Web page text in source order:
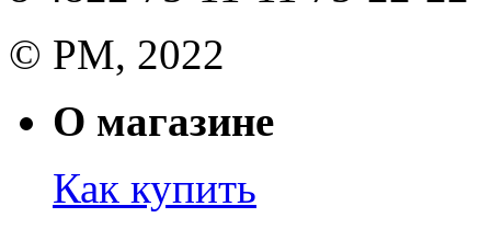
© РМ, 2022
О магазине
Как купить